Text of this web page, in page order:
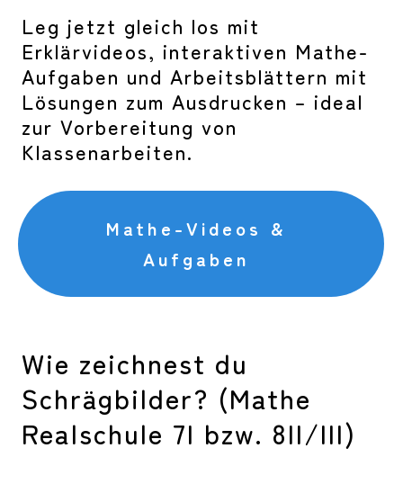
Leg jetzt gleich los mit
Erklärvideos, interaktiven Mathe-
Aufgaben und Arbeitsblättern mit
Lösungen zum Ausdrucken – ideal
zur Vorbereitung von
Klassenarbeiten.
Mathe-Videos &
Aufgaben
Wie zeichnest du
Schrägbilder? (Mathe
Realschule 7I bzw. 8II/III)